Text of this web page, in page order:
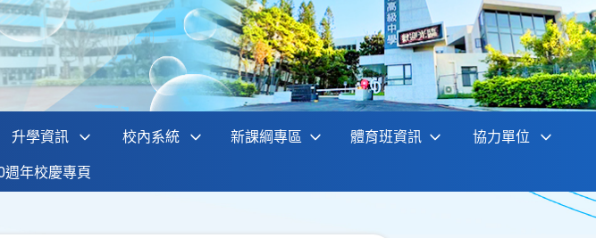
升學資訊 校內系統 新課綱專區 體育班資訊 協力單位
週年校慶專頁